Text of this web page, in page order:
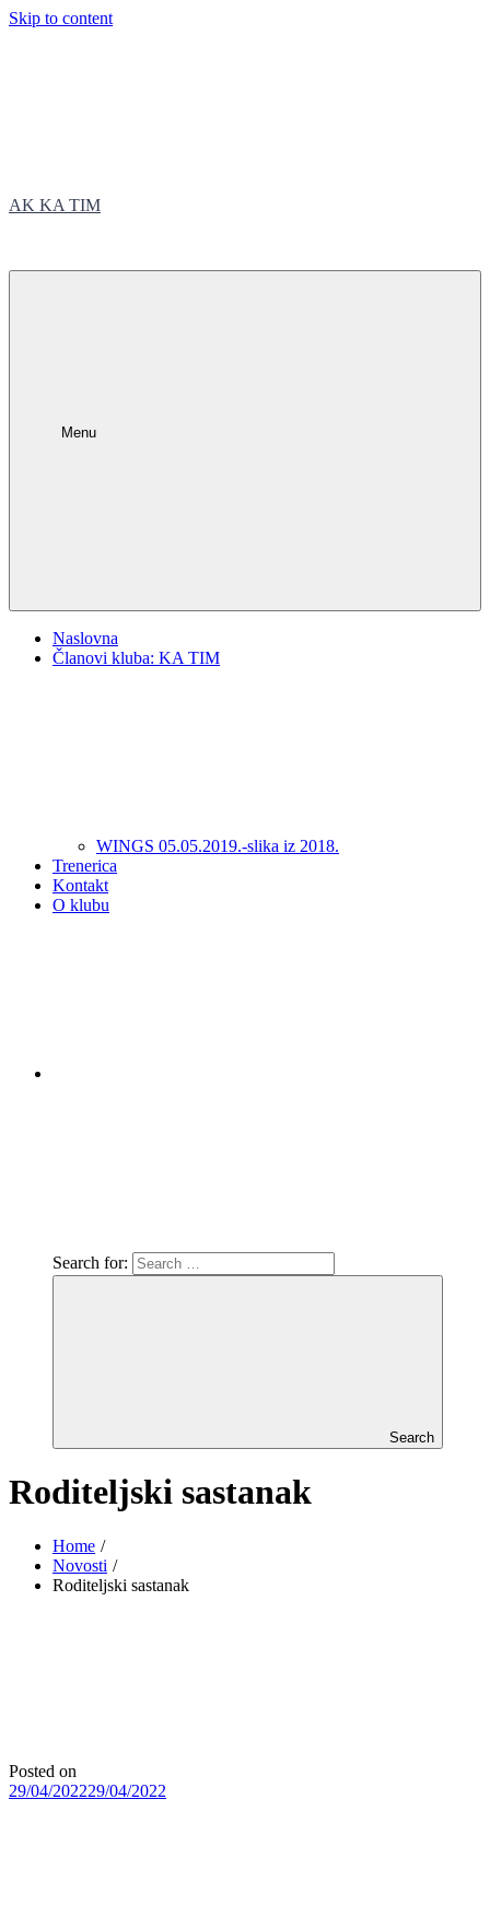
Skip to content
AK KA TIM
Menu
Naslovna
Članovi kluba: KA TIM
WINGS 05.05.2019.-slika iz 2018.
Trenerica
Kontakt
O klubu
Search for:
Search
Roditeljski sastanak
Home
Novosti
Roditeljski sastanak
Posted on
29/04/202229/04/2022